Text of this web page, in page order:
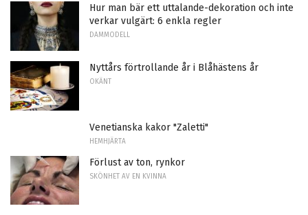
Hur man bär ett uttalande-dekoration och inte
verkar vulgärt: 6 enkla regler
DAMMODELL
Nyttårs förtrollande år i Blåhästens år
OKÄNT
Venetianska kakor "Zaletti"
HEMHJÄRTA
Förlust av ton, rynkor
SKÖNHET AV EN KVINNA